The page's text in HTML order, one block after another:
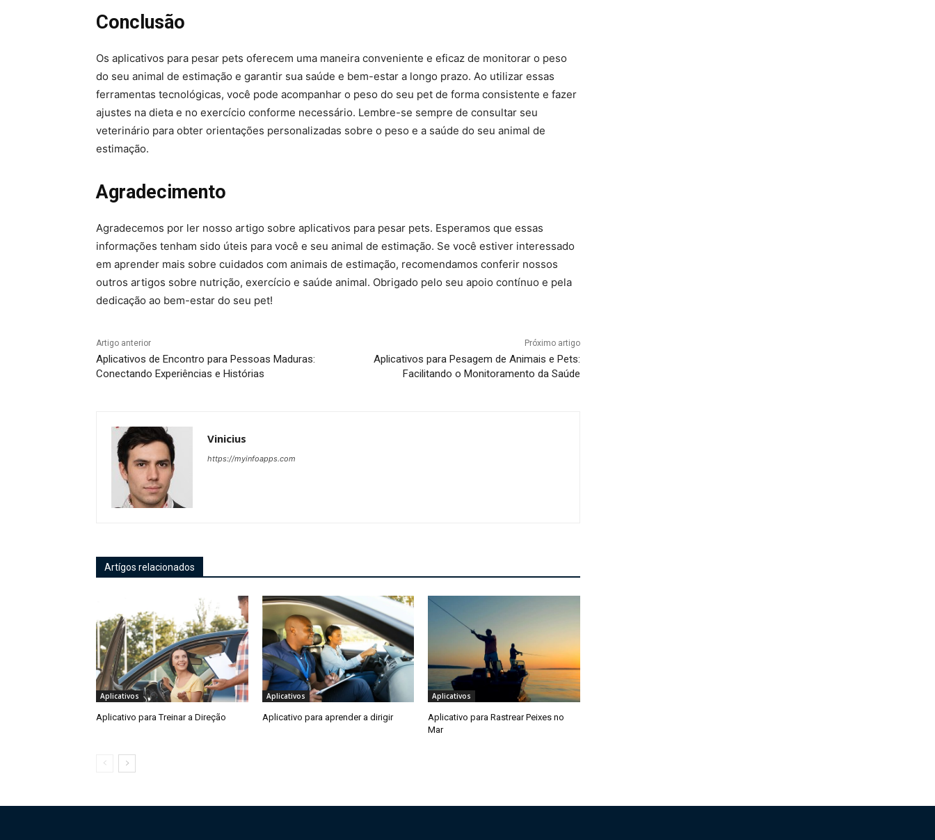
Conclusão
Os aplicativos para pesar pets oferecem uma maneira conveniente e eficaz de monitorar o peso
do seu animal de estimação e garantir sua saúde e bem-estar a longo prazo. Ao utilizar essas
ferramentas tecnológicas, você pode acompanhar o peso do seu pet de forma consistente e fazer
ajustes na dieta e no exercício conforme necessário. Lembre-se sempre de consultar seu
veterinário para obter orientações personalizadas sobre o peso e a saúde do seu animal de
estimação.
Agradecimento
Agradecemos por ler nosso artigo sobre aplicativos para pesar pets. Esperamos que essas
informações tenham sido úteis para você e seu animal de estimação. Se você estiver interessado
em aprender mais sobre cuidados com animais de estimação, recomendamos conferir nossos
outros artigos sobre nutrição, exercício e saúde animal. Obrigado pelo seu apoio contínuo e pela
dedicação ao bem-estar do seu pet!
Artigo anterior
Aplicativos de Encontro para Pessoas Maduras:
Conectando Experiências e Histórias
Próximo artigo
Aplicativos para Pesagem de Animais e Pets:
Facilitando o Monitoramento da Saúde
Vinicius
https://myinfoapps.com
Artígos relacionados
Aplicativos
Aplicativo para Treinar a Direção
Aplicativos
Aplicativo para aprender a dirigir
Aplicativos
Aplicativo para Rastrear Peixes no
Mar